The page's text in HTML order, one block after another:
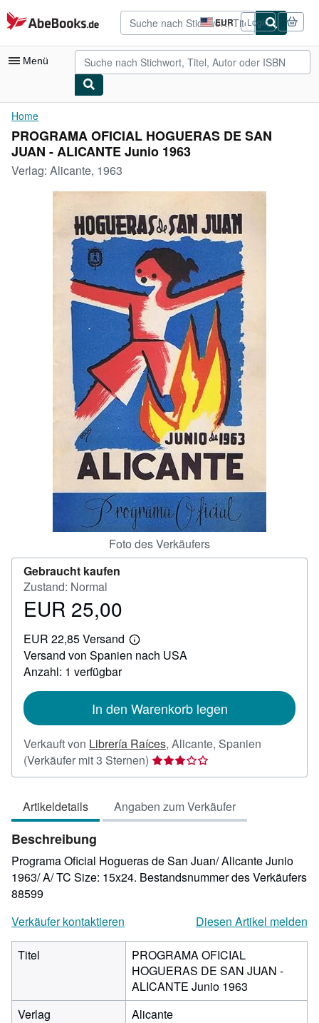
Zum Hauptinhalt
AbeBooks.de EUR
Seite
der
Einkaufseinstellungen.
Login
Menü
Nutzerkonto
Meine Bestellungen
Detailsuche
Sammlungen
Antiquarische Bücher
Kunst & Sammlerstücke
Verkäufer werden
SCHLIESSEN
Home
PROGRAMA OFICIAL HOGUERAS DE SAN
JUAN - ALICANTE Junio 1963
Verlag: Alicante, 1963
Foto des Verkäufers
Gebraucht kaufen
Zustand: Normal
Preis
25,00
EUR 25,00
EUR 22,85 Versand
Weitere
Informationen
Versand von Spanien nach USA
Anzahl: 1 verfügbar
In den Warenkorb legen
Verkauft von Librería Raíces, Alicante, Spanien
(Verkäufer mit 3 Sternen) Verkäuferbewertung
3
5
Sternen
Artikeldetails Angaben zum Verkäufer
Beschreibung
Programa Oficial Hogueras de San Juan/ Alicante Junio
1963/ A/ TC Size: 15x24. Bestandsnummer des Verkäufers
88599
Verkäufer kontaktieren
Diesen Artikel melden
Titel
PROGRAMA OFICIAL
HOGUERAS DE SAN JUAN -
ALICANTE Junio 1963
Verlag
Alicante